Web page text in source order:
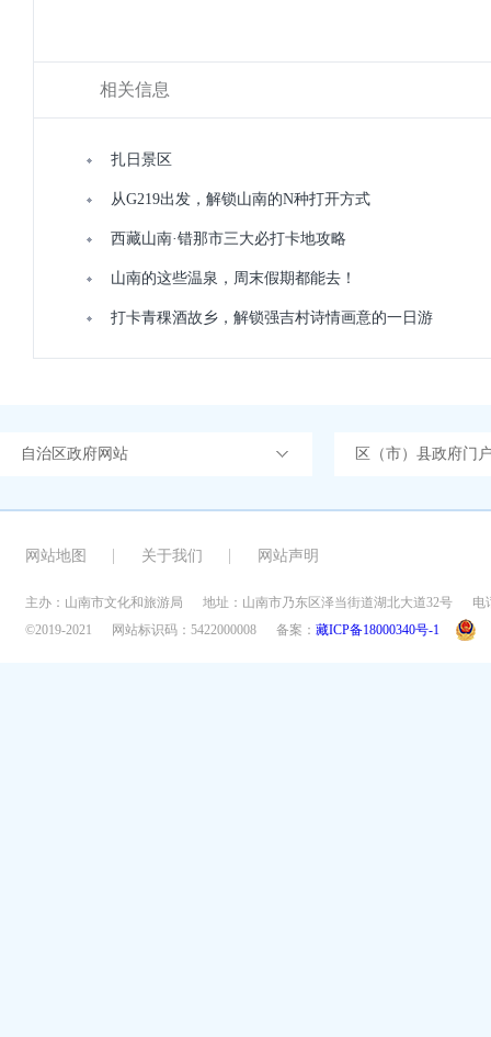
相关信息
扎日景区
从G219出发，解锁山南的N种打开方式
西藏山南·错那市三大必打卡地攻略
山南的这些温泉，周末假期都能去！
打卡青稞酒故乡，解锁强吉村诗情画意的一日游
自治区政府网站 区（市）县政府门
网站地图 关于我们 网站声明
主办：山南市文化和旅游局 地址：山南市乃东区泽当街道湖北大道32号
电
©2019-2021
网站标识码：5422000008 备案： 藏ICP备18000340号-1